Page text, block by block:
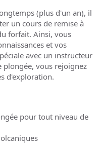
(plus d'un an), il
un cours de remise à
forfait. Ainsi, vous
et vos
avec un instructeur
plongée, vous rejoignez
d'exploration.
pour tout niveau de